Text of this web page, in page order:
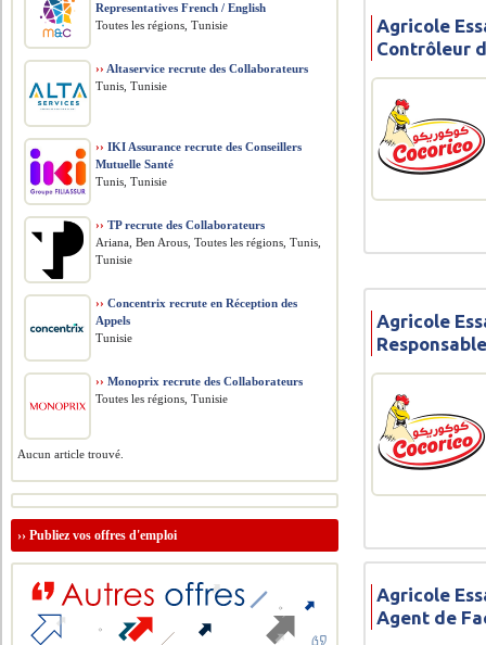
Agricole
Contrôleur
Agricole
Agricole
Agent de
Representatives French / English
Toutes les régions, Tunisie
›› Altaservice recrute des Collaborateurs
Tunis, Tunisie
›› IKI Assurance recrute des Conseillers
Mutuelle Santé
Tunis, Tunisie
›› TP recrute des Collaborateurs
Ariana, Ben Arous, Toutes les régions, Tunis,
Tunisie
›› Concentrix recrute en Réception des
Appels
Tunisie
›› Monoprix recrute des Collaborateurs
Toutes les régions, Tunisie
Aucun article trouvé.
››Publiez vos offres d'emploi